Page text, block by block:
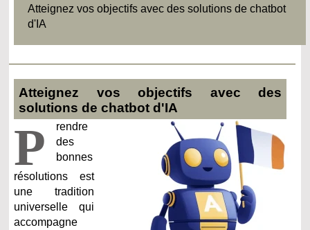
Atteignez vos objectifs avec des solutions de chatbot
d'IA
Atteignez vos objectifs avec des
solutions de chatbot d'IA
P
rendre
des
bonnes
résolutions est
une tradition
universelle qui
accompagne